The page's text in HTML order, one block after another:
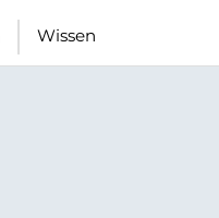
Wissen